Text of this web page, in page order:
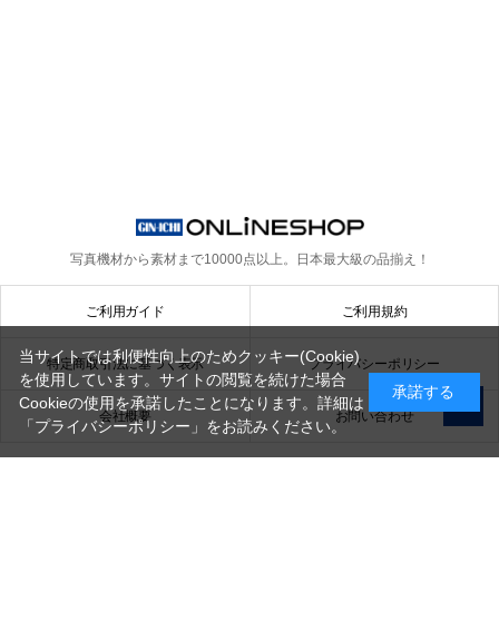
写真機材から素材まで10000点以上。 日本最大級の品揃え！
ご利用ガイド ご利用規約
特定商取引法に基づく表示 プライバシーポリシー
会社概要 お問い合わせ
当サイトでは利便性向上のためクッキー(Cookie)
を使用しています。サイトの閲覧を続けた場合
Cookieの使用を承諾したことになります。詳細は
「プライバシーポリシー」 をお読みください。
承諾する